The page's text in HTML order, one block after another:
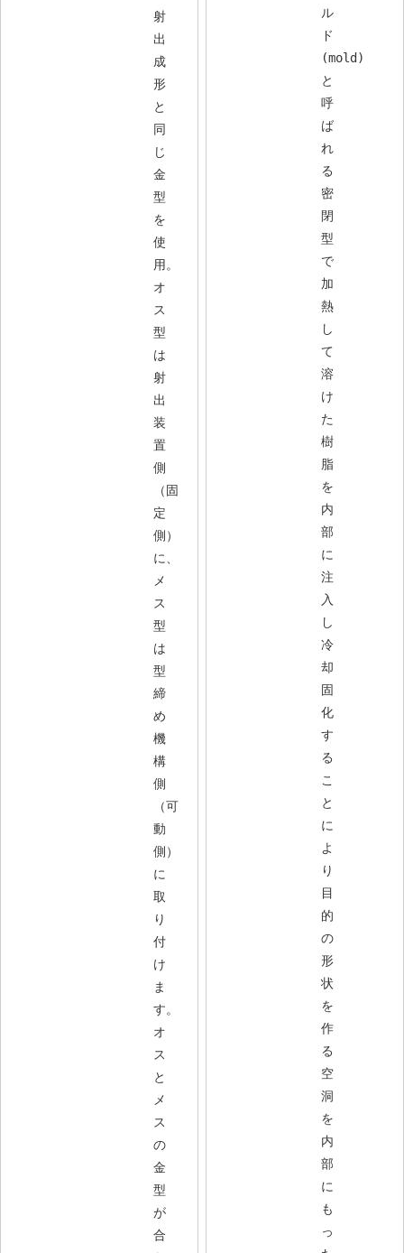
射
出
成
形
と
同
じ
金
型
を
使
用。
オ
ス
型
は
射
出
装
置
側
（固
定
側）
に、
メ
ス
型
は
型
締
め
機
構
側
（可
動
側）
に
取
り
付
け
ま
す。
オ
ス
と
メ
ス
の
金
型
が
合
ル
ド
(mold)
と
呼
ば
れ
る
密
閉
型
で
加
熱
し
て
溶
け
た
樹
脂
を
内
部
に
注
入
し
冷
却
固
化
す
る
こ
と
に
よ
り
目
的
の
形
状
を
作
る
空
洞
を
内
部
に
も
っ